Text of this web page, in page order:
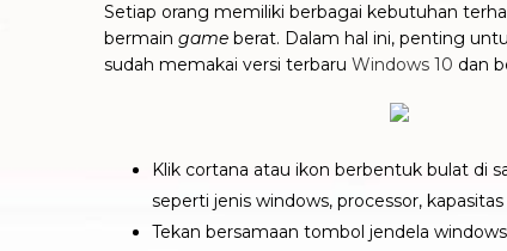
Setiap orang memiliki berbagai kebutuhan
bermain game berat. Dalam hal ini, penting
sudah memakai versi terbaru Windows 10 dan
Klik cortana atau ikon berbentuk bulat di
seperti jenis windows, processor,
Tekan bersamaan tombol jendela